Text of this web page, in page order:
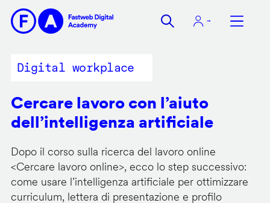
contenuto
Digital workplace
Cercare lavoro con l’aiuto
dell’intelligenza artificiale
Dopo il corso sulla ricerca del lavoro online
<Cercare lavoro online>, ecco lo step successivo:
come usare l’intelligenza artificiale per ottimizzare
curriculum, lettera di presentazione e profilo